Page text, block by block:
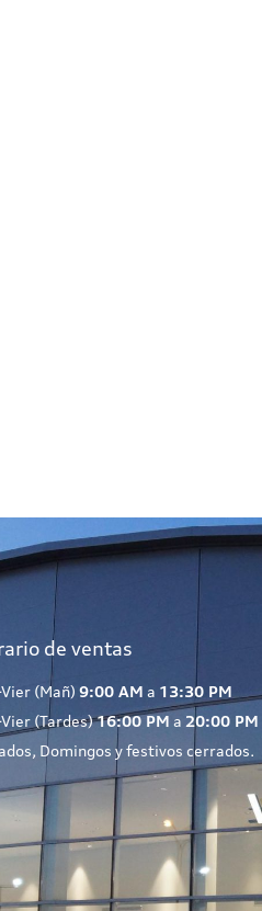
de ventas
(Mañ) 9:00 AM a 13:30 PM
Vier (Tardes)16:00 PM a 20:00 PM
Domingos y festivos cerrados.